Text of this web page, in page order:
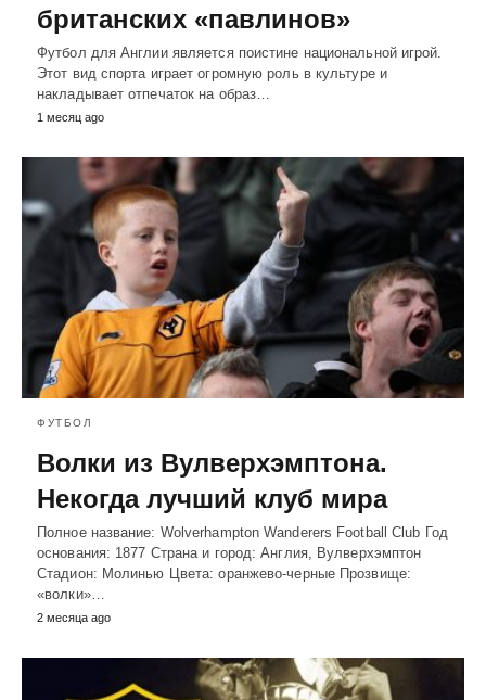
британских «павлинов»
Футбол для Англии является поистине национальной игрой.
Этот вид спорта играет огромную роль в культуре и
накладывает отпечаток на образ…
1 месяц ago
ФУТБОЛ
Волки из Вулверхэмптона.
Некогда лучший клуб мира
Полное название: Wolverhampton Wanderers Football Club Год
основания: 1877 Страна и город: Англия, Вулверхэмптон
Стадион: Молинью Цвета: оранжево-черные Прозвище:
«волки»…
2 месяца ago